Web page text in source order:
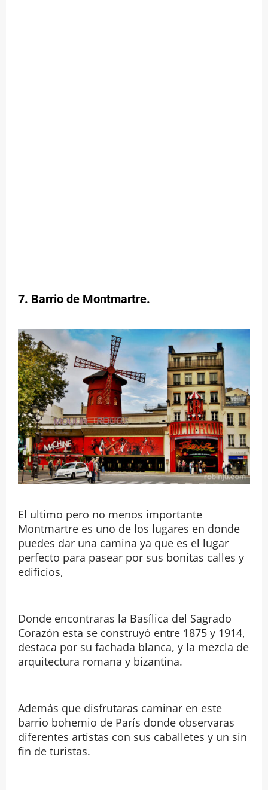
7. Barrio de Montmartre.
El ultimo pero no menos importante
Montmartre es uno de los lugares en donde
puedes dar una camina ya que es el lugar
perfecto para pasear por sus bonitas calles y
edificios,
Donde encontraras la Basílica del Sagrado
Corazón esta se construyó entre 1875 y 1914,
destaca por su fachada blanca, y la mezcla de
arquitectura romana y bizantina.
Además que disfrutaras caminar en este
barrio bohemio de París donde observaras
diferentes artistas con sus caballetes y un sin
fin de turistas.